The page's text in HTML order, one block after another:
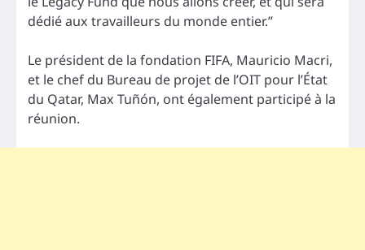
dédié aux travailleurs du monde entier.”
Le président de la fondation FIFA, Mauricio Macri,
et le chef du Bureau de projet de l’OIT pour l’État
du Qatar, Max Tuñón, ont également participé à la
réunion.